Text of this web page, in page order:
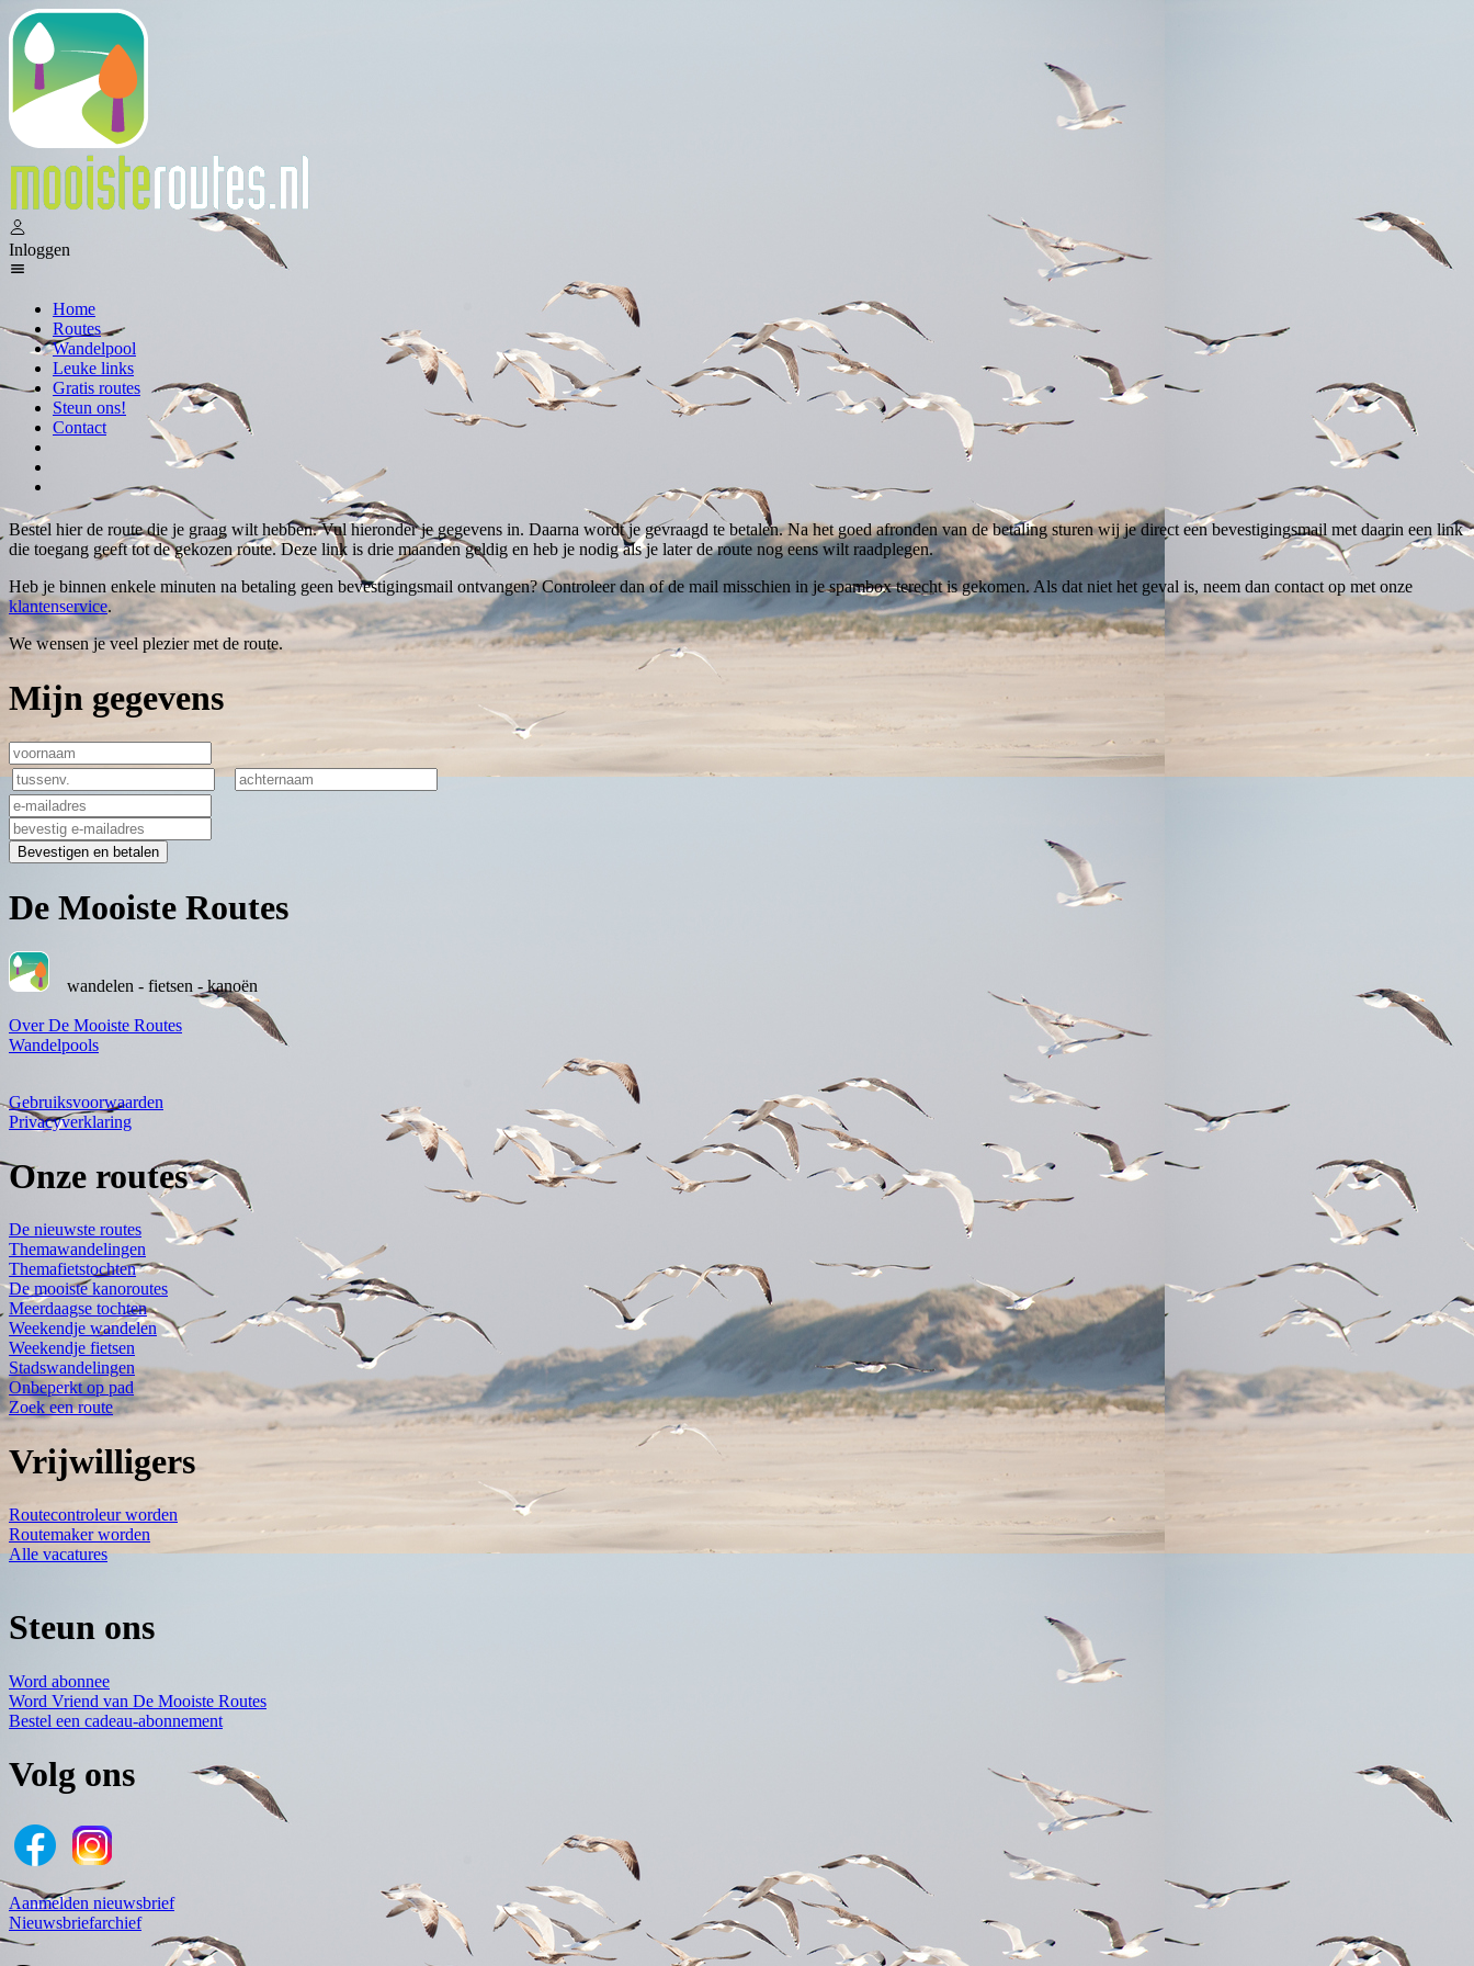
Inloggen
Home
Routes
Wandelpool
Leuke links
Gratis routes
Steun ons!
Contact
Bestel hier de route die je graag wilt hebben. Vul hieronder je gegevens in. Daarna wordt je gevraagd te betalen. Na het goed afronden van de betaling sturen wij je direct een bevestigingsmail met daarin een link
die toegang geeft tot de gekozen route. Deze link is drie maanden geldig en heb je nodig als je later de route nog eens wilt raadplegen.
Heb je binnen enkele minuten na betaling geen bevestigingsmail ontvangen? Controleer dan of de mail misschien in je spambox terecht is gekomen. Als dat niet het geval is, neem dan contact op met onze
klantenservice.
We wensen je veel plezier met de route.
Mijn gegevens
Bevestigen en betalen
De Mooiste Routes
wandelen - fietsen - kanoën
Over De Mooiste Routes
Wandelpools
Gebruiksvoorwaarden
Privacyverklaring
Onze routes
De nieuwste routes
Themawandelingen
Themafietstochten
De mooiste kanoroutes
Meerdaagse tochten
Weekendje wandelen
Weekendje fietsen
Stadswandelingen
Onbeperkt op pad
Zoek een route
Vrijwilligers
Routecontroleur worden
Routemaker worden
Alle vacatures
Steun ons
Word abonnee
Word Vriend van De Mooiste Routes
Bestel een cadeau-abonnement
Volg ons
Aanmelden nieuwsbrief
Nieuwsbriefarchief